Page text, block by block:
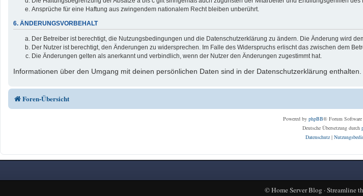
Ansprüche für eine Haftung aus zwingendem nationalem Recht bleiben unberührt.
6. ÄNDERUNGSVORBEHALT
Der Betreiber ist berechtigt, die Nutzungsbedingungen und die Datenschutzerklärung zu ändern. Die Änderung wird
Der Nutzer ist berechtigt, den Änderungen zu widersprechen. Im Falle des Widerspruchs erlischt das zwischen dem
Die Änderungen gelten als anerkannt und verbindlich, wenn der Nutzer den Änderungen zugestimmt hat.
Informationen über den Umgang mit deinen persönlichen Daten sind in der Datenschutzerklärung enthalten.
Foren-Übersicht
Powered by phpBB® Forum
Deutsche Übersetzung durch
Datenschutz|
©Home Server Blog ·Streamline